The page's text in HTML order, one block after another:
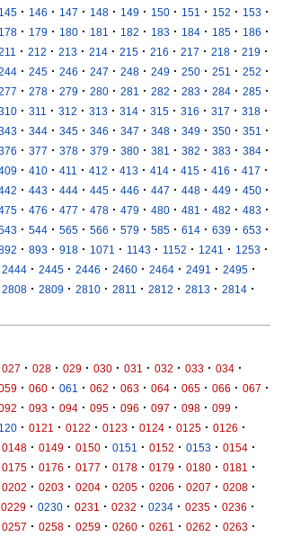
145 · 146 · 147 · 148 · 149 · 150 · 151 · 152 · 153 ·
178 · 179 · 180 · 181 · 182 · 183 · 184 · 185 · 186 ·
· 212 · 213 · 214 · 215 · 216 · 217 · 218 · 219 ·
· 245 · 246 · 247 · 248 · 249 · 250 · 251 · 252 ·
· 278 · 279 · 280 · 281 · 282 · 283 · 284 · 285 ·
· 311 · 312 · 313 · 314 · 315 · 316 · 317 · 318 ·
· 344 · 345 · 346 · 347 · 348 · 349 · 350 · 351 ·
· 377 · 378 · 379 · 380 · 381 · 382 · 383 · 384 ·
· 410 · 411 · 412 · 413 · 414 · 415 · 416 · 417 ·
· 443 · 444 · 445 · 446 · 447 · 448 · 449 · 450 ·
· 476 · 477 · 478 · 479 · 480 · 481 · 482 · 483 ·
· 544 · 565 · 566 · 579 · 585 · 614 · 639 · 653 ·
· 893 · 918 · 1071 · 1143 · 1152 · 1241 · 1253 ·
2444 · 2445 · 2446 · 2460 · 2464 · 2491 · 2495 ·
2808 · 2809 · 2810 · 2811 · 2812 · 2813 · 2814 ·
027 · 028 · 029 · 030 · 031 · 032 · 033 · 034 ·
· 060 · 061 · 062 · 063 · 064 · 065 · 066 · 067 ·
· 093 · 094 · 095 · 096 · 097 · 098 · 099 ·
· 0121 · 0122 · 0123 · 0124 · 0125 · 0126 ·
0148 · 0149 · 0150 · 0151 · 0152 · 0153 · 0154 ·
0175 · 0176 · 0177 · 0178 · 0179 · 0180 · 0181 ·
0202 · 0203 · 0204 · 0205 · 0206 · 0207 · 0208 ·
0229 · 0230 · 0231 · 0232 · 0234 · 0235 · 0236 ·
0257 · 0258 · 0259 · 0260 · 0261 · 0262 · 0263 ·